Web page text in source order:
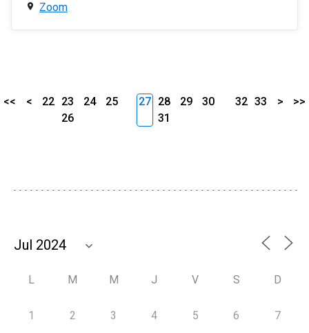
Zoom
<< < 22 23 24
25
26
27 28 29
30
31
32 33 > >>
L M M J V S D
1 2 3 4 5 6 7